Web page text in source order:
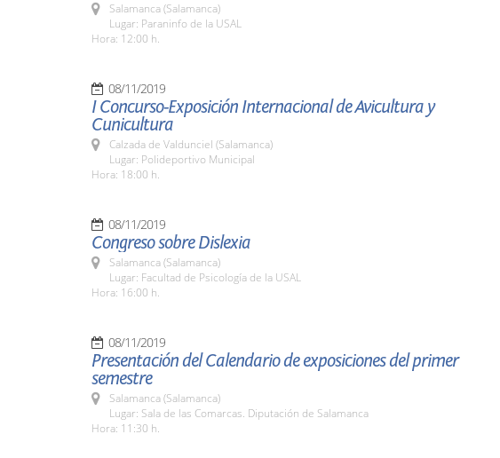
Salamanca (Salamanca)
Lugar: Paraninfo de la USAL
Hora: 12:00 h.
08/11/2019
I Concurso-Exposición Internacional de Avicultura y
Cunicultura
Calzada de Valdunciel (Salamanca)
Lugar: Polideportivo Municipal
Hora: 18:00 h.
08/11/2019
Congreso sobre Dislexia
Salamanca (Salamanca)
Lugar: Facultad de Psicología de la USAL
Hora: 16:00 h.
08/11/2019
Presentación del Calendario de exposiciones del primer
semestre
Salamanca (Salamanca)
Lugar: Sala de las Comarcas. Diputación de Salamanca
Hora: 11:30 h.